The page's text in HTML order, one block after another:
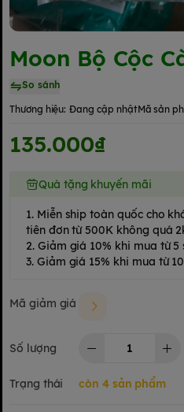
Moon Bộ Cộc
So sánh
Thương hiệu: Đang cập nhậtMã sản
135.000₫
Quà tặng khuyến mãi
1. Miễn ship toàn quốc cho
tiên đơn từ 500K không quá
2. Giảm giá 10% khi mua từ
3. Giảm giá 15% khi mua từ
Mã giảm giá
Số lượng
Trạng thái còn 4 sản phẩm